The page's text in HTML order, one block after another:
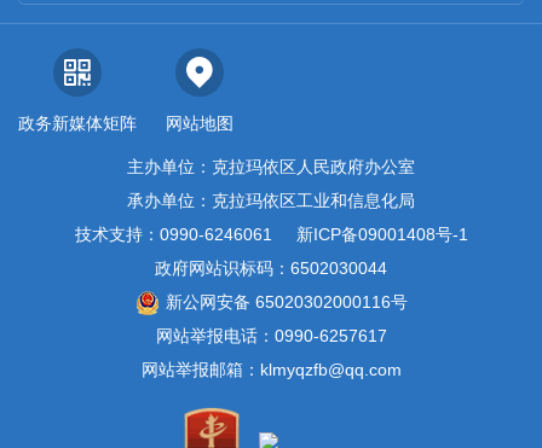
政预决算及重大决策预公开等其
他网站栏目也按照工作实际情况
及时更新。
（二） 依申请公开情况
2025年，区 发改委共收到政
府信息公开申请0 件，根据本年度
发布的克拉玛依区发改委信息公
开指南，认真核对
时间、邮政编码，确保真实可
政务新媒体矩阵 网站地图
主办单位：克拉玛依区人民政府办公室
承办单位：克拉玛依区工业和信息化局
技术支持：0990-6246061
新ICP备09001408号-1
政府网站识标码：6502030044
新公网安备 65020302000116号
网站举报电话：0990-6257617
网站举报邮箱：klmyqzfb@qq.com